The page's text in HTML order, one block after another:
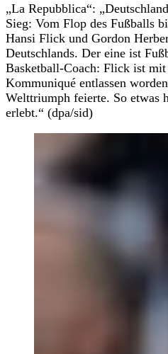
„La Repubblica“:
Sieg: Vom Flop des Fußballs
Hansi Flick und Gordon
Deutschlands. Der eine ist
Basketball-Coach: Flick ist mit
Kommuniqué entlassen
Welttriumph feierte. So etwas
erlebt.“ (dpa/sid)